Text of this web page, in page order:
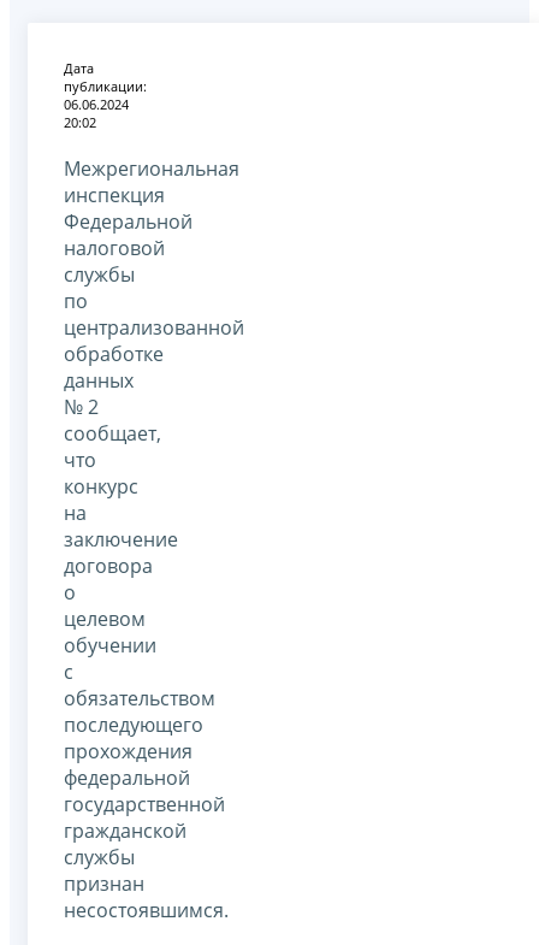
Дата
публикации:
06.06.2024
20:02
Межрегиональная
инспекция
Федеральной
налоговой
службы
по
централизованной
обработке
данных
№ 2
сообщает,
что
конкурс
на
заключение
договора
о
целевом
обучении
с
обязательством
последующего
прохождения
федеральной
государственной
гражданской
службы
признан
несостоявшимся.